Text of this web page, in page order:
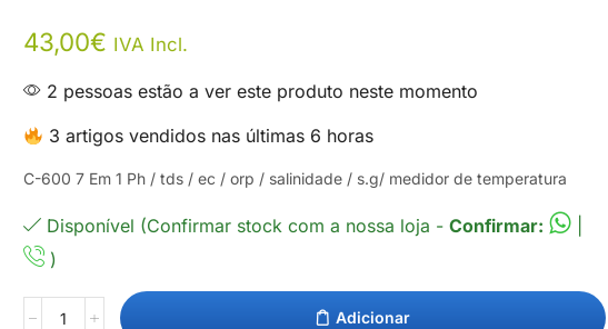
43,00€ IVA Incl.
2 pessoas estão a ver este produto neste momento
3 artigos vendidos nas últimas 6 horas
C-600 7 Em 1 Ph / tds / ec / orp / salinidade / s.g/ medidor de temperatura
Disponível (Confirmar stock com a nossa loja - Confirmar:
|
)
Adicionar